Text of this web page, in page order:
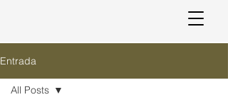
Entrada
All Posts